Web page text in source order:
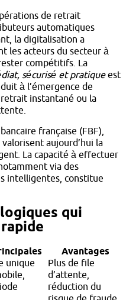
de retrait
automatiques
la digitalisation a
les acteurs du secteur à
compétitifs. La
sécurisé et pratiqueest
à l’émergence de
instantané ou la
française (FBF),
aujourd’hui la
La capacité à effectuer
via des
intelligentes, constitue
qui
Avantages
unique
Plus de file
d’attente,
réduction du